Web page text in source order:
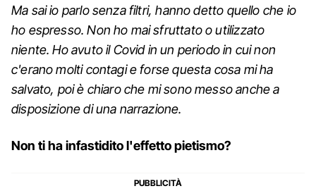
Ma sai io parlo senza filtri, hanno detto quello che io
ho espresso. Non ho mai sfruttato o utilizzato
niente. Ho avuto il Covid in un periodo in cui non
c'erano molti contagi e forse questa cosa mi ha
salvato, poi è chiaro che mi sono messo anche a
disposizione di una narrazione.
Non ti ha infastidito l'effetto pietismo?